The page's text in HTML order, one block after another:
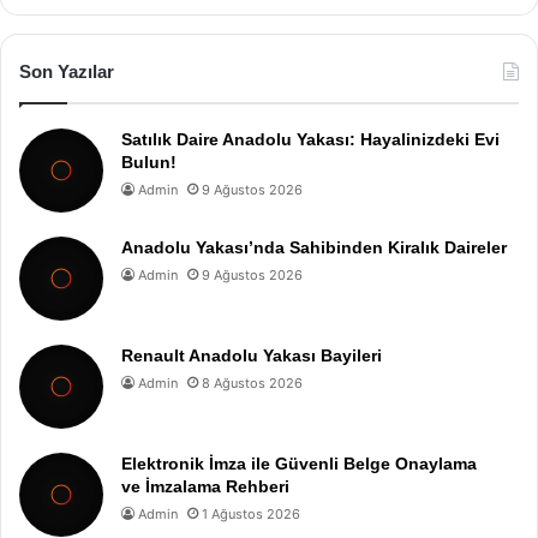
Son Yazılar
Satılık Daire Anadolu Yakası: Hayalinizdeki Evi
Bulun!
Admin 9 Ağustos 2026
Anadolu Yakası’nda Sahibinden Kiralık Daireler
Admin 9 Ağustos 2026
Renault Anadolu Yakası Bayileri
Admin 8 Ağustos 2026
Elektronik İmza ile Güvenli Belge Onaylama
ve İmzalama Rehberi
Admin 1 Ağustos 2026